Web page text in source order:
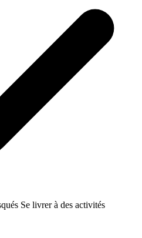
Se livrer à des activités